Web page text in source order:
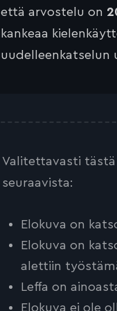
että arvostelu on
kankeaa
uudelleenkatselun
Valitettavasti
seuraavista:
Elokuva on
Elokuva on
alettiin
Leffa on
Elokuva ei ole